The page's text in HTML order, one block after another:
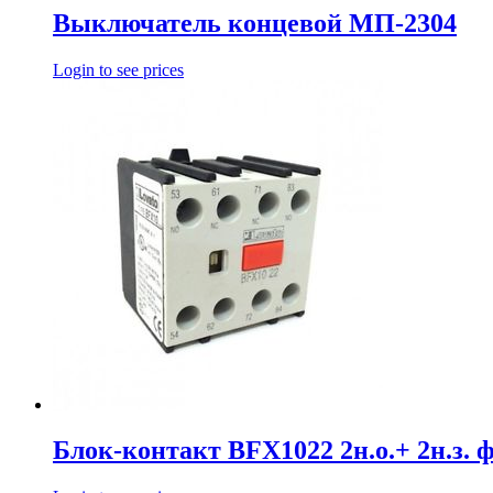
Выключатель концевой МП-2304
Login to see prices
Блок-контакт BFX1022 2н.о.+ 2н.з.